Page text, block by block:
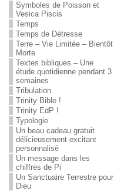
Symboles de Poisson et
Vesica Piscis
Temps
Temps de Détresse
Terre – Vie Limitée – Bientôt
Morte
Textes bibliques – Une
étude quotidienne pendant 3
semaines
Tribulation
Trinity Bible !
Trinity EdP !
Typologie
Un beau cadeau gratuit
délicieusement excitant
personnalisé
Un message dans les
chiffres de Pi
Un Sanctuaire Terrestre pour
Dieu